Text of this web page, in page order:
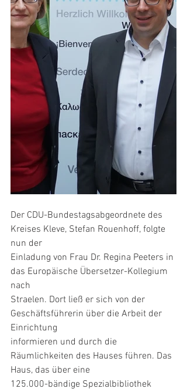
Der CDU-Bundestagsabgeordnete des
Kreises Kleve, Stefan Rouenhoff, folgte
nun der
Einladung von Frau Dr. Regina Peeters in
das Europäische Übersetzer-Kollegium
nach
Straelen. Dort ließ er sich von der
Geschäftsführerin über die Arbeit der
Einrichtung
informieren und durch die
Räumlichkeiten des Hauses führen. Das
Haus, das über eine
125.000-bändige Spezialbibliothek